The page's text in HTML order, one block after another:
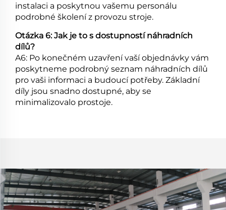
instalaci a poskytnou vašemu personálu
podrobné školení z provozu stroje.
Otázka 6: Jak je to s dostupností náhradních
dílů?
A6: Po konečném uzavření vaší objednávky vám
poskytneme podrobný seznam náhradních dílů
pro vaši informaci a budoucí potřeby. Základní
díly jsou snadno dostupné, aby se
minimalizovalo prostoje.